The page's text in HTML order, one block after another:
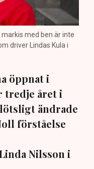
med ben är inte
driver Lindas Kula i
öppnat i
tredje året i
ändrade
förståelse
Nilsson i